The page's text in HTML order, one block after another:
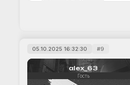
9
05.10.2025 16:32:30
alex_63
Гость